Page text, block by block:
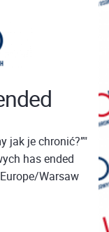
jak je chronić?”"
has ended
Warsaw